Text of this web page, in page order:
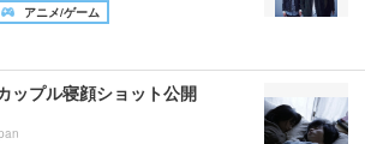
アニメ/ゲーム
ップル寝顔ショット公開